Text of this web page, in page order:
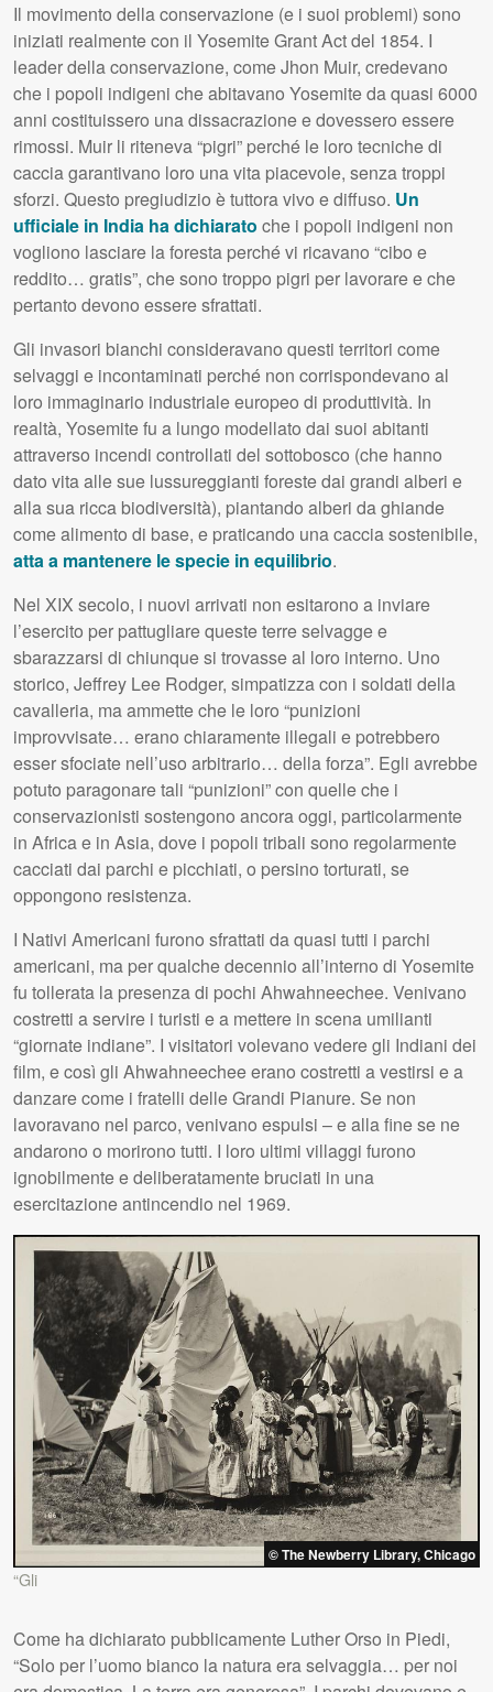
Il movimento della conservazione (e i suoi problemi) sono
iniziati realmente con il Yosemite Grant Act del 1854. I
leader della conservazione, come Jhon Muir, credevano
che i popoli indigeni che abitavano Yosemite da quasi 6000
anni costituissero una dissacrazione e dovessero essere
rimossi. Muir li riteneva “pigri” perché le loro tecniche di
caccia garantivano loro una vita piacevole, senza troppi
sforzi. Questo pregiudizio è tuttora vivo e diffuso. Un
ufficiale in India ha dichiarato che i popoli indigeni non
vogliono lasciare la foresta perché vi ricavano “cibo e
reddito… gratis”, che sono troppo pigri per lavorare e che
pertanto devono essere sfrattati.
Gli invasori bianchi consideravano questi territori come
selvaggi e incontaminati perché non corrispondevano al
loro immaginario industriale europeo di produttività. In
realtà, Yosemite fu a lungo modellato dai suoi abitanti
attraverso incendi controllati del sottobosco (che hanno
dato vita alle sue lussureggianti foreste dai grandi alberi e
alla sua ricca biodiversità), piantando alberi da ghiande
come alimento di base, e praticando una caccia sostenibile,
atta a mantenere le specie in equilibrio.
Nel XIX secolo, i nuovi arrivati non esitarono a inviare
l’esercito per pattugliare queste terre selvagge e
sbarazzarsi di chiunque si trovasse al loro interno. Uno
storico, Jeffrey Lee Rodger, simpatizza con i soldati della
cavalleria, ma ammette che le loro “punizioni
improvvisate… erano chiaramente illegali e potrebbero
esser sfociate nell’uso arbitrario… della forza”. Egli avrebbe
potuto paragonare tali “punizioni” con quelle che i
conservazionisti sostengono ancora oggi, particolarmente
in Africa e in Asia, dove i popoli tribali sono regolarmente
cacciati dai parchi e picchiati, o persino torturati, se
oppongono resistenza.
I Nativi Americani furono sfrattati da quasi tutti i parchi
americani, ma per qualche decennio all’interno di Yosemite
fu tollerata la presenza di pochi Ahwahneechee. Venivano
costretti a servire i turisti e a mettere in scena umilianti
“giornate indiane”. I visitatori volevano vedere gli Indiani dei
film, e così gli Ahwahneechee erano costretti a vestirsi e a
danzare come i fratelli delle Grandi Pianure. Se non
lavoravano nel parco, venivano espulsi – e alla fine se ne
andarono o morirono tutti. I loro ultimi villaggi furono
ignobilmente e deliberatamente bruciati in una
esercitazione antincendio nel 1969.
© The Newberry Library, Chicago
“Gli
Come ha dichiarato pubblicamente Luther Orso in Piedi,
“Solo per l’uomo bianco la natura era selvaggia… per noi